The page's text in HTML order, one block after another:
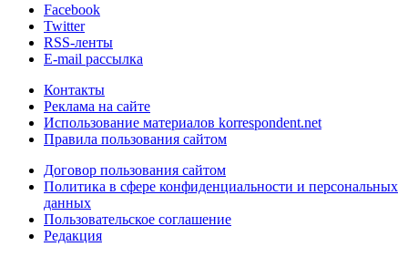
Facebook
Twitter
RSS-ленты
E-mail рассылка
Контакты
Реклама на сайте
Использование материалов korrespondent.net
Правила пользования сайтом
Договор пользования сайтом
Политика в сфере конфиденциальности и персональных
данных
Пользовательское соглашение
Редакция